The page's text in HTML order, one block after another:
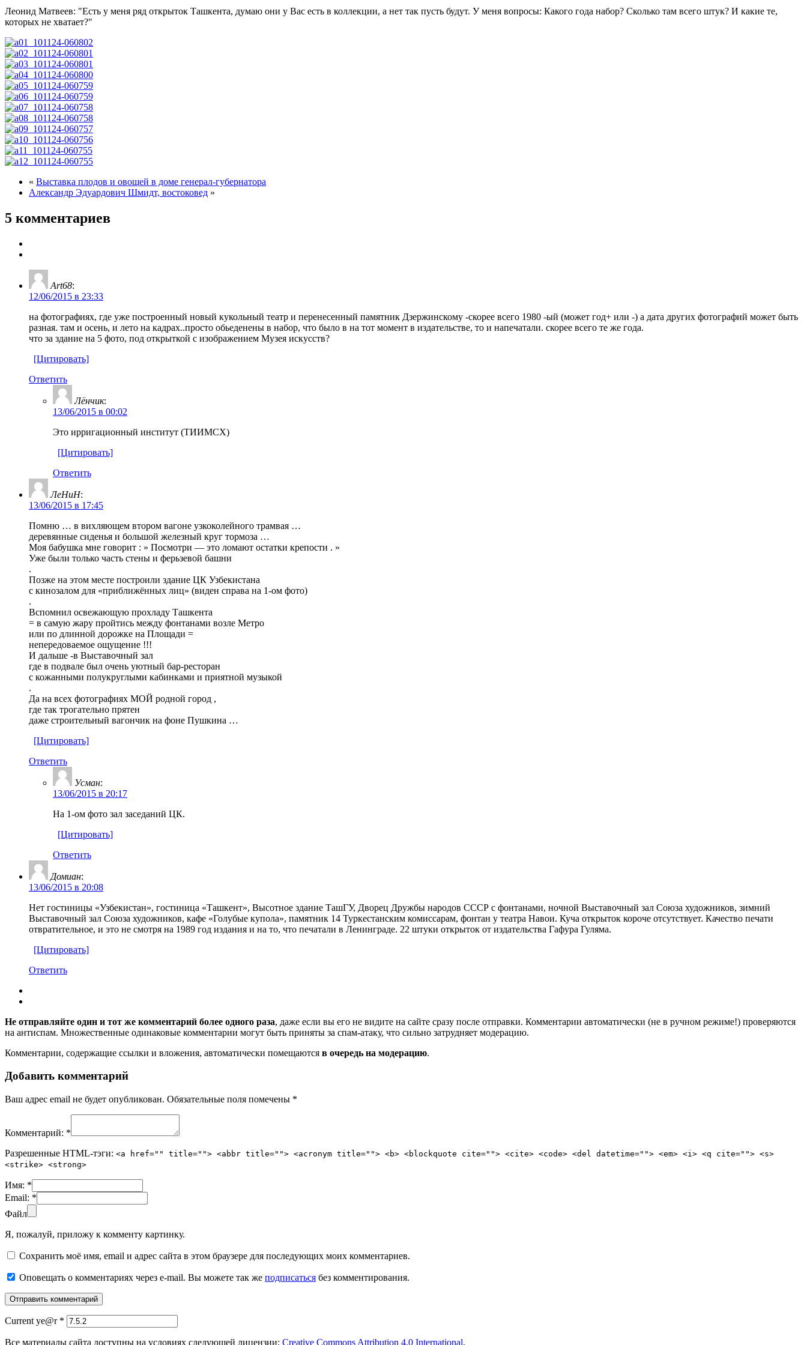
Леонид Матвеев:
Есть у меня ряд открыток Ташкента, думаю они у Вас есть в коллекции, а нет так пусть будут. У меня вопросы: Какого года набор? Сколько там всего штук? И какие те,
которых не хватает?
« Выставка плодов и овощей в доме генерал-губернатора
Александр Эдуардович Шмидт, востоковед »
5 комментариев
Art68:
12/06/2015 в 23:33
на фотографиях, где уже построенный новый кукольный театр и перенесенный памятник Дзержинскому -скорее всего 1980 -ый (может год+ или -) а дата других фотографий может быть
разная. там и осень, и лето на кадрах..просто обьеденены в набор, что было в на тот момент в издательстве, то и напечатали. скорее всего те же года.
что за здание на 5 фото, под открыткой с изображением Музея искусств?
[Цитировать]
Ответить
Лёнчик:
13/06/2015 в 00:02
Это ирригационный институт (ТИИМСХ)
[Цитировать]
Ответить
ЛеНиН:
13/06/2015 в 17:45
Помню … в вихляющем втором вагоне узкоколейного трамвая …
деревянные сиденья и большой железный круг тормоза …
Моя бабушка мне говорит : » Посмотри — это ломают остатки крепости . »
Уже были только часть стены и ферьзевой башни
.
Позже на этом месте построили здание ЦК Узбекистана
с кинозалом для «приближённых лиц» (виден справа на 1-ом фото)
.
Вспомнил освежающую прохладу Ташкента
= в самую жару пройтись между фонтанами возле Метро
или по длинной дорожке на Площади =
непередоваемое ощущение !!!
И дальше -в Выставочный зал
где в подвале был очень уютный бар-ресторан
с кожанными полукруглыми кабинками и приятной музыкой
.
Да на всех фотографиях МОЙ родной город ,
где так трогательно прятен
даже строительный вагончик на фоне Пушкина …
[Цитировать]
Ответить
Усман:
13/06/2015 в 20:17
На 1-ом фото зал заседаний ЦК.
[Цитировать]
Ответить
Домиан:
13/06/2015 в 20:08
Нет гостиницы «Узбекистан», гостиница «Ташкент», Высотное здание ТашГУ, Дворец Дружбы народов СССР с фонтанами, ночной Выставочный зал Союза художников, зимний
Выставочный зал Союза художников, кафе «Голубые купола», памятник 14 Туркестанским комиссарам, фонтан у театра Навои. Куча открыток короче отсутствует. Качество печати
отвратительное, и это не смотря на 1989 год издания и на то, что печатали в Ленинграде. 22 штуки открыток от издательства Гафура Гуляма.
[Цитировать]
Ответить
Не отправляйте один и тот же комментарий более одного раза, даже если вы его не видите на сайте сразу после отправки. Комментарии автоматически (не в ручном режиме!) проверяются
на антиспам. Множественные одинаковые комментарии могут быть приняты за спам-атаку, что сильно затрудняет модерацию.
Комментарии, содержащие ссылки и вложения, автоматически помещаются в очередь на модерацию.
Добавить комментарий
Ваш адрес email не будет опубликован. Обязательные поля помечены *
Комментарий: *
Разрешенные HTML-тэги: <a href="" title=""> <abbr title=""> <acronym title=""> <b> <blockquote cite=""> <cite> <code> <del datetime=""> <em> <i> <q cite=""> <s>
<strike> <strong>
Имя: *
Email: *
Файл
Я, пожалуй, приложу к комменту картинку.
Сохранить моё имя, email и адрес сайта в этом браузере для последующих моих комментариев.
Оповещать о комментариях через e-mail. Вы можете так же подписаться без комментирования.
Current ye@r *
Все материалы сайта доступны на условиях следующей лицензии: Creative Commons Attribution 4.0 International.